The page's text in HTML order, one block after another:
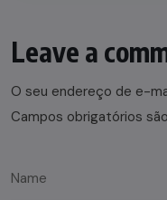
Leave a
O seu endereço de e-
Campos obrigatórios